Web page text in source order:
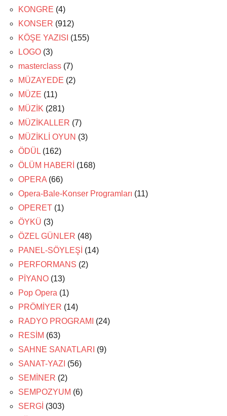
KONGRE (4)
KONSER (912)
KÖŞE YAZISI (155)
LOGO (3)
masterclass (7)
MÜZAYEDE (2)
MÜZE (11)
MÜZİK (281)
MÜZİKALLER (7)
MÜZİKLİ OYUN (3)
ÖDÜL (162)
ÖLÜM HABERİ (168)
OPERA (66)
Opera-Bale-Konser Programları (11)
OPERET (1)
ÖYKÜ (3)
ÖZEL GÜNLER (48)
PANEL-SÖYLEŞİ (14)
PERFORMANS (2)
PİYANO (13)
Pop Opera (1)
PRÖMİYER (14)
RADYO PROGRAMI
(24)
RESİM (63)
SAHNE SANATLARI (9)
SANAT-YAZI (56)
SEMİNER (2)
SEMPOZYUM (6)
SERGİ (303)